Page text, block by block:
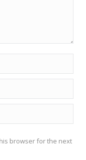
browser for the next